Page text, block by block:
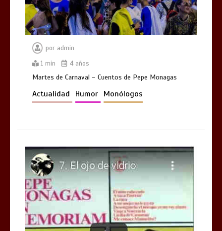
por admin
1 min
4 años
Martes de Carnaval – Cuentos de Pepe Monagas
Actualidad Humor Monólogos